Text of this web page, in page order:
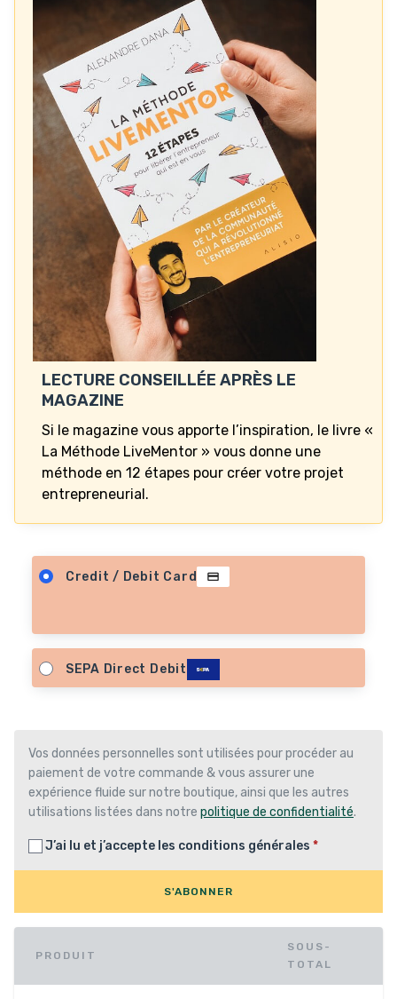
PRODUIT
SOUS-
TOTAL
LECTURE CONSEILLÉE APRÈS LE
MAGAZINE
Si le magazine vous apporte l’inspiration, le livre «
La Méthode LiveMentor » vous donne une
méthode en 12 étapes pour créer votre projet
entrepreneurial.
Credit / Debit Card
SEPA Direct Debit
Vos données personnelles sont utilisées pour procéder au
paiement de votre commande & vous assurer une
expérience fluide sur notre boutique, ainsi que les autres
utilisations listées dans notre politique de confidentialité.
J’ai lu et j’accepte les conditions générales *
S'ABONNER